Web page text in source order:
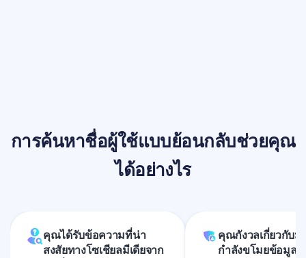
การค้นหาชื่อผู้ใช้แบบย้อนกลับช่วยคุณ
ได้อย่างไร
คุณได้รับข้อความที่น่า
สงสัยทางโซเชียลมีเดียจาก
คุณกังวลเกี่ยวกับ
กำลังขโมยข้อมูล